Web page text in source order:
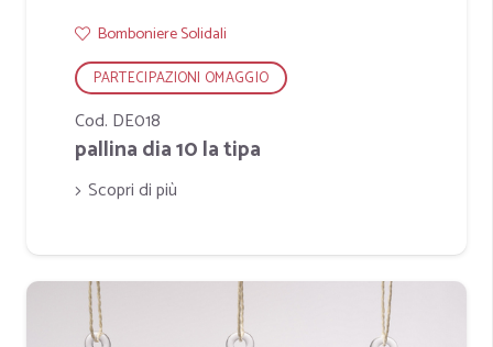
Bomboniere Solidali
PARTECIPAZIONI OMAGGIO
Cod. DE018
pallina dia 10 la tipa
Scopri di più